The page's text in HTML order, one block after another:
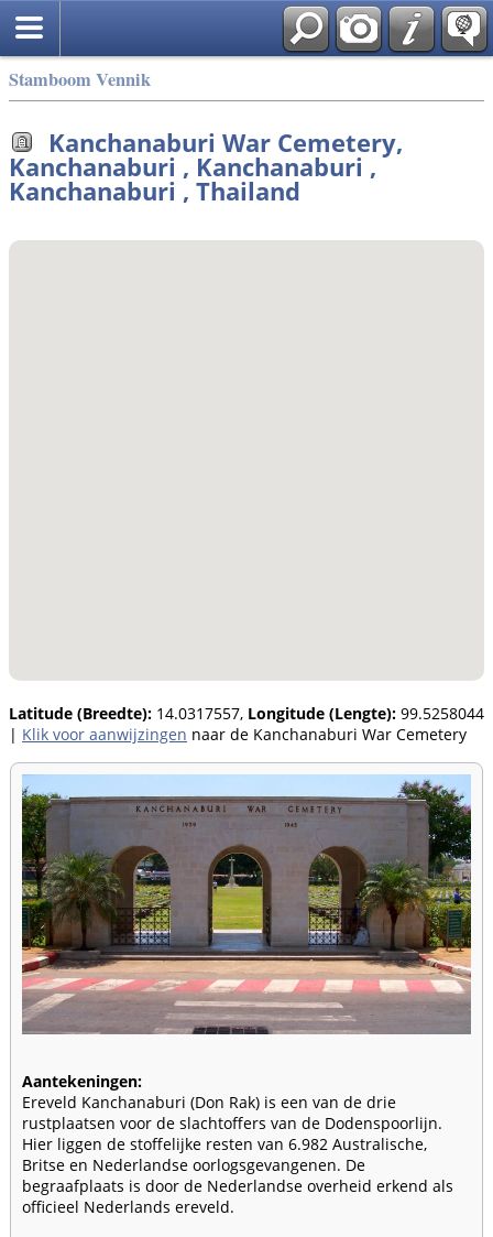
Stamboom Vennik
Kanchanaburi War Cemetery,
Kanchanaburi , Kanchanaburi ,
Kanchanaburi , Thailand
Latitude (Breedte): 14.0317557, Longitude (Lengte): 99.5258044
| Klik voor aanwijzingen naar de Kanchanaburi War Cemetery
Aantekeningen:
Ereveld Kanchanaburi (Don Rak) is een van de drie
rustplaatsen voor de slachtoffers van de Dodenspoorlijn.
Hier liggen de stoffelijke resten van 6.982 Australische,
Britse en Nederlandse oorlogsgevangenen. De
begraafplaats is door de Nederlandse overheid erkend als
officieel Nederlands ereveld.